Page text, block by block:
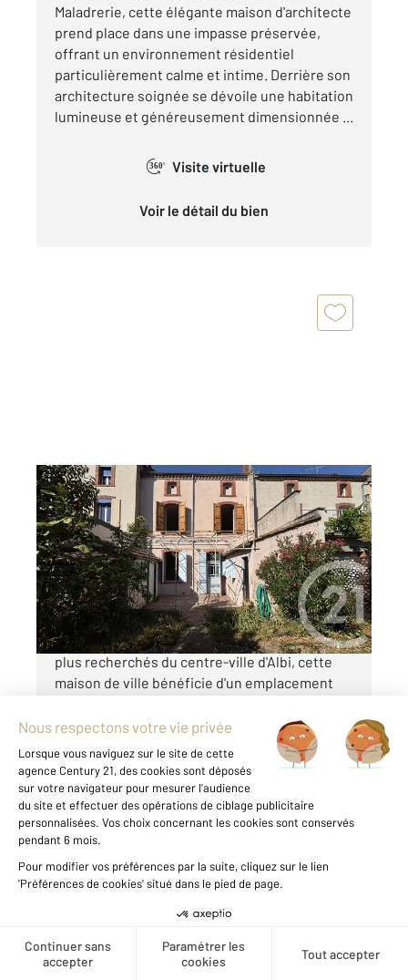
Créer une alerte
Maladrerie, cette élégante maison d'architecte
prend place dans une impasse préservée,
offrant un environnement résidentiel
particulièrement calme et intime. Derrière son
architecture soignée se dévoile une habitation
lumineuse et généreusement dimensionnée ...
360° Visite virtuelle
Voir le détail du bien
ALBI 81
170 m2, 7 pièces
Ref : 1304
Maison à vendre
275 000 €
Idéalement située dans l'un des quartiers les
plus recherchés du centre-ville d'Albi, cette
maison de ville bénéficie d'un emplacement
de la Médiathèque, de la Gare SNCF, du
Théâtre et de ...
Voir le détail du bien